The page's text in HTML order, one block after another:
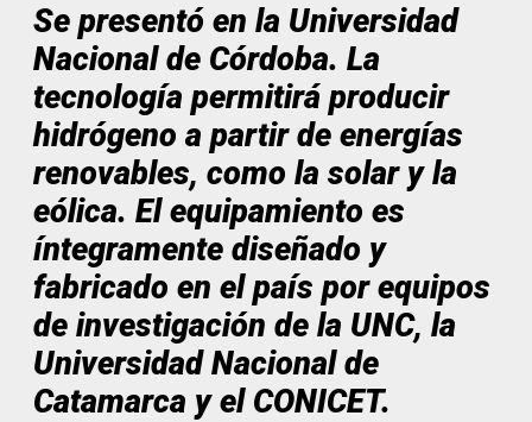
Se presentó en la Universidad
Nacional de Córdoba. La
tecnología permitirá producir
hidrógeno a partir de energías
renovables, como la solar y la
eólica. El equipamiento es
íntegramente diseñado y
fabricado en el país por equipos
de investigación de la UNC, la
Universidad Nacional de
Catamarca y el CONICET.